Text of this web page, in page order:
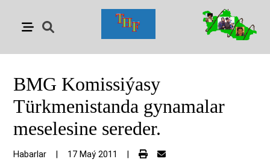
BMG Komissiýasy
Türkmenistanda gynamalar
meselesine sereder.
Habarlar 17 Maý 2011